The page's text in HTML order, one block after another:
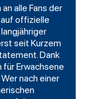
alle Fans der
offizielle
seit Kurzem
Dank
Erwachsene
nach einer